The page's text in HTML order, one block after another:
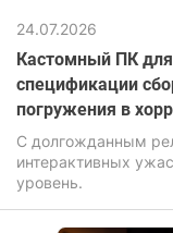
24.07.2026
Кастомный ПК
спецификации
погружения в
С долгожданным
интерактивных
уровень.